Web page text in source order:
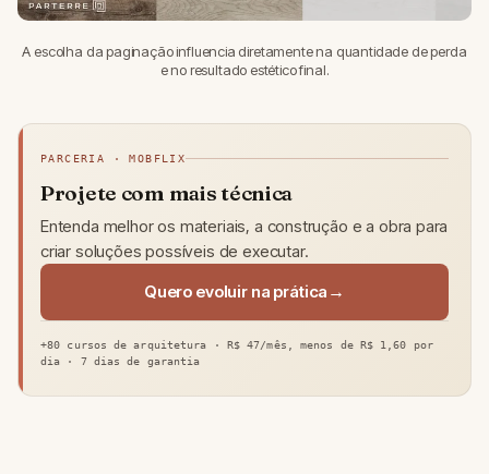
A escolha da paginação influencia diretamente na quantidade de perda
e no resultado estético final.
PARCERIA · MOBFLIX
Projete com mais técnica
Entenda melhor os materiais, a construção e a obra para
criar soluções possíveis de executar.
Quero evoluir na prática
+80 cursos de arquitetura · R$ 47/mês, menos de R$ 1,60 por
dia · 7 dias de garantia